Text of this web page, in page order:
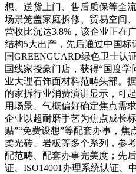
想、送货上门、售后质保等全
场景笼盖家庭拆修、贸易空间
营收比沉达3.8%，该企业正在
结构5大出产，先后通过中国
国GREENGUARD绿色卫士认
国线家授豪门店，获得“国度
业大理石饰面材料范畴头部。
的家拆行业消费演讲显示，可
用场景、气概偏好确定焦点需
企业以超耐磨手艺为焦点成长
贴”“免费设想”等配套办事，焦
柔光砖、岩板等多个系列，参
配范畴、配套办事完美度；先
证、ISO14001办理系统认证、